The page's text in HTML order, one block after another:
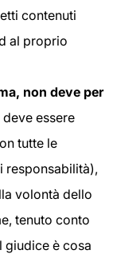
contenuti
al proprio
non deve per
deve essere
tutte le
responsabilità),
volontà dello
tenuto conto
giudice è cosa